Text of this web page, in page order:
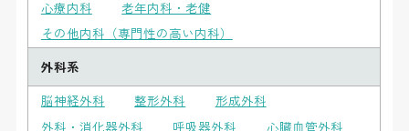
心療内科
老年内科・老健
その他内科（専門性の高い内科）
外科系
脳神経外科
整形外科
形成外科
外科・消化器外科
呼吸器外科
心臓血管外科